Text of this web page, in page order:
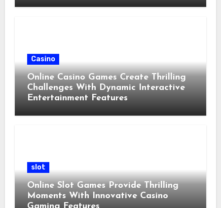
Casino
Online Casino Games Create Thrilling
Challenges With Dynamic Interactive
Entertainment Features
slot
Online Slot Games Provide Thrilling
Moments With Innovative Casino